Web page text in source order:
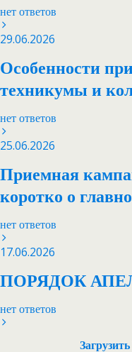
нет ответов
29.06.2026
Особенности
техникумы и
нет ответов
25.06.2026
Приемная
коротко о
нет ответов
17.06.2026
ПОРЯДОК
нет ответов